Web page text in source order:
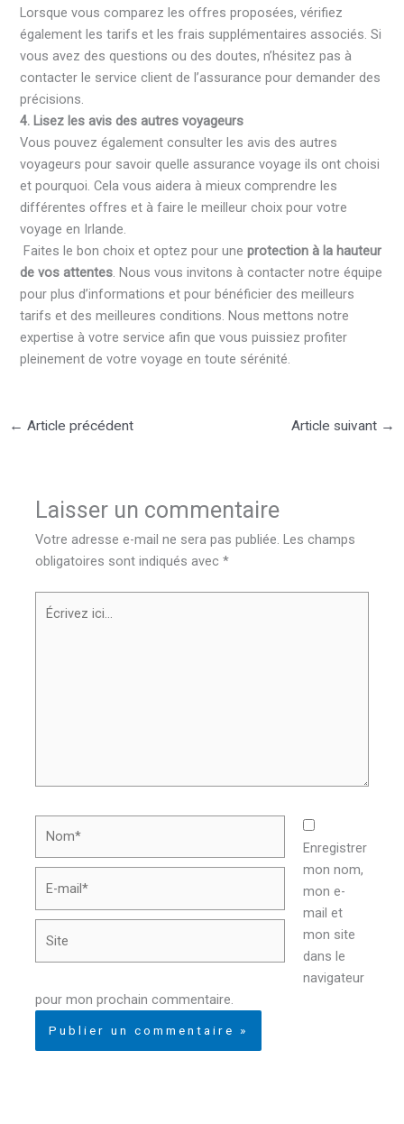
Lorsque vous comparez les offres proposées, vérifiez
également les tarifs et les frais supplémentaires associés. Si
vous avez des questions ou des doutes, n’hésitez pas à
contacter le service client de l’assurance pour demander des
précisions.
4. Lisez les avis des autres voyageurs
Vous pouvez également consulter les avis des autres
voyageurs pour savoir quelle assurance voyage ils ont choisi
et pourquoi. Cela vous aidera à mieux comprendre les
différentes offres et à faire le meilleur choix pour votre
voyage en Irlande.
Faites le bon choix et optez pour uneprotection à la hauteur
de vos attentes. Nous vous invitons à contacter notre équipe
pour plus d’informations et pour bénéficier des meilleurs
tarifs et des meilleures conditions. Nous mettons notre
expertise à votre service afin que vous puissiez profiter
pleinement de votre voyage en toute sérénité.
← Article précédent Article suivant →
Laisser un commentaire
Votre adresse e-mail ne sera pas publiée. Les champs
obligatoires sont indiqués avec*
Écrivez
ici…
Enregistrer
mon nom,
mon e-
mail et
mon site
dans le
navigateur
pour mon prochain commentaire.